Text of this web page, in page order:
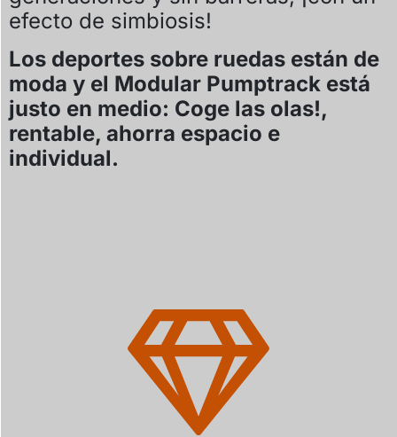
efecto de simbiosis!
Los deportes sobre ruedas están de
moda y el Modular Pumptrack está
justo en medio: Coge las olas!,
rentable, ahorra espacio e
individual.